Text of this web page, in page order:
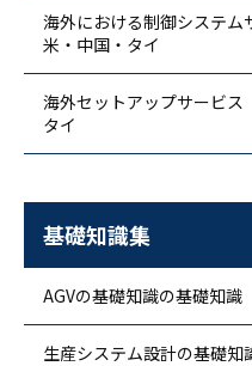
海外における制御システ
米・中国・タイ
海外セットアップサービ
タイ
基礎知識集
AGVの基礎知識の基礎知識
生産システム設計の基礎知